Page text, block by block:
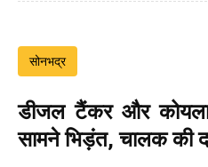
सोनभद्र
डीजल टैंकर और
सामने भिड़ंत, चालक की